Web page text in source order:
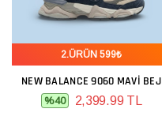
2.ÜRÜN 599₺
NEW BALANCE 9060 MAVI BEJ
%40 2,399.99 TL